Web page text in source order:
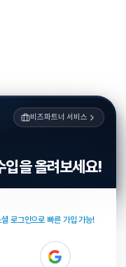
비즈파트너 서비스
입을 올려보세요!
셜 로그인으로 빠른 가입 가능!